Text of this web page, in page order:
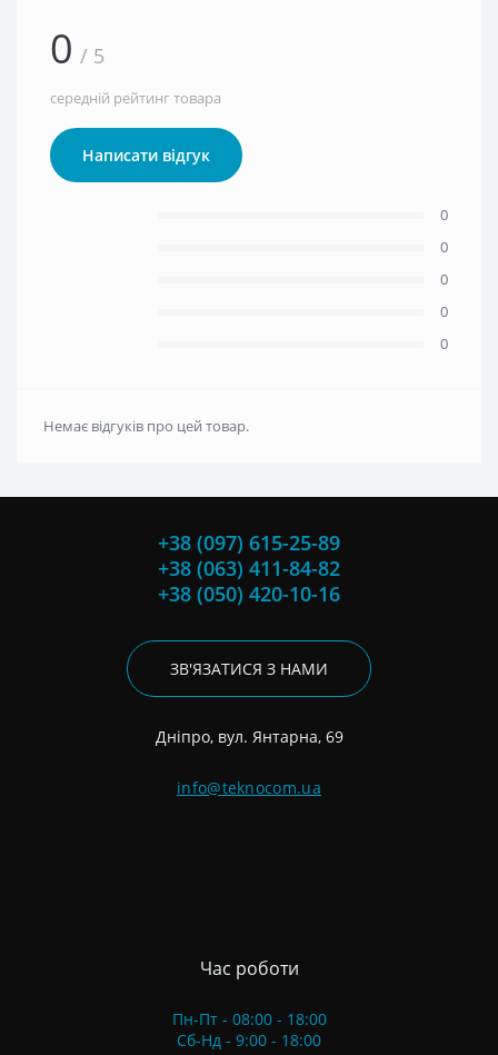
0 / 5
середній рейтинг товара
Написати відгук
0
0
0
0
0
Немає відгуків про цей товар.
+38 (097) 615-25-89
+38 (063) 411-84-82
+38 (050) 420-10-16
ЗВ'ЯЗАТИСЯ З НАМИ
Дніпро, вул. Янтарна, 69
info@teknocom.ua
Час роботи
Пн-Пт - 08:00 - 18:00
Сб-Нд - 9:00 - 18:00